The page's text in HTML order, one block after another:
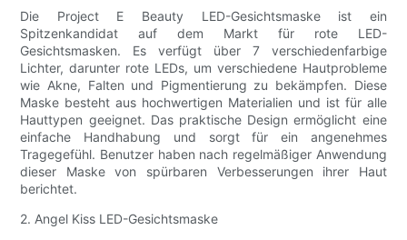
Die Project E Beauty LED-Gesichtsmaske ist ein
Spitzenkandidat auf dem Markt für rote LED-
Gesichtsmasken. Es verfügt über 7 verschiedenfarbige
Lichter, darunter rote LEDs, um verschiedene Hautprobleme
wie Akne, Falten und Pigmentierung zu bekämpfen. Diese
Maske besteht aus hochwertigen Materialien und ist für alle
Hauttypen geeignet. Das praktische Design ermöglicht eine
einfache Handhabung und sorgt für ein angenehmes
Tragegefühl. Benutzer haben nach regelmäßiger Anwendung
dieser Maske von spürbaren Verbesserungen ihrer Haut
berichtet.
2. Angel Kiss LED-Gesichtsmaske